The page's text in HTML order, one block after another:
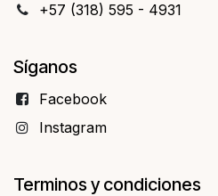
+57 (318) 595 - 4931
Síganos
Facebo​​ok
Instagram
Terminos y condiciones